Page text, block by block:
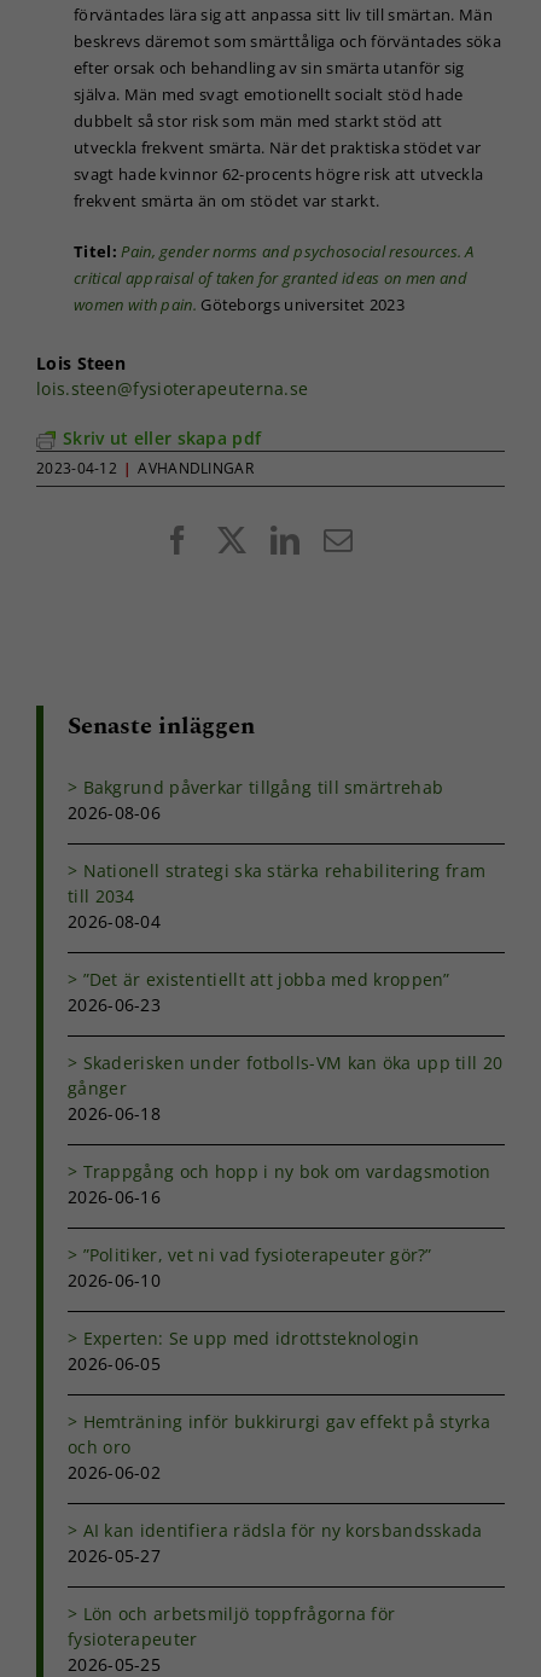
förväntades lära sig att anpassa sitt liv till smärtan. Män
beskrevs däremot som smärttåliga och förväntades söka
efter orsak och behandling av sin smärta utanför sig
själva. Män med svagt emotionellt socialt stöd hade
dubbelt så stor risk som män med starkt stöd att
utveckla frekvent smärta. När det praktiska stödet var
svagt hade kvinnor 62-procents högre risk att utveckla
frekvent smärta än om stödet var starkt.
Titel: Pain, gender norms and psychosocial resources. A
critical appraisal of taken for granted ideas on men and
women with pain. Göteborgs universitet 2023
Lois Steen
lois.steen@fysioterapeuterna.se
Skriv ut eller skapa pdf
2023-04-12 | AVHANDLINGAR
FacebookLinkedIn
E-
Senaste inläggen
Bakgrund påverkar tillgång till smärtrehab
2026-08-06
Nationell strategi ska stärka rehabilitering fram
till 2034
2026-08-04
”Det är existentiellt att jobba med kroppen”
2026-06-23
Skaderisken under fotbolls-VM kan öka upp till 20
gånger
2026-06-18
Trappgång och hopp i ny bok om vardagsmotion
2026-06-16
”Politiker, vet ni vad fysioterapeuter gör?”
2026-06-10
Experten: Se upp med idrottsteknologin
2026-06-05
Hemträning inför bukkirurgi gav effekt på styrka
och oro
2026-06-02
AI kan identifiera rädsla för ny korsbandsskada
2026-05-27
Lön och arbetsmiljö toppfrågorna för
fysioterapeuter
2026-05-25
går inte att
över huvud
förbättra
och
uppbyggnad,
hemsidan
används.
Upplevelse
bra som
Om du nekar
de här
kakorna
funktionalitet
att försvinna